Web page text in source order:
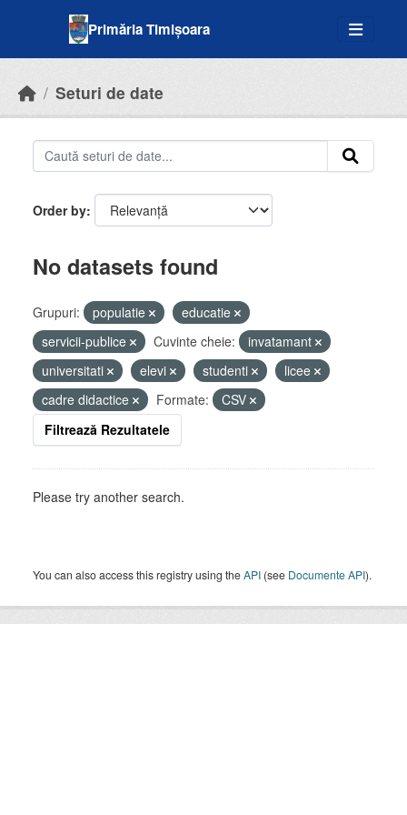
Primăria Timișoara
Seturi de date
Order by
No datasets found
Grupuri: populatie
educatie
servicii-publice
Cuvinte cheie:
invatamant
universitati
elevi studenti
licee
cadre didactice
Formate:
CSV
Filtrează Rezultatele
Please try another search.
You can also access this registry using theAPI (see Documente API).